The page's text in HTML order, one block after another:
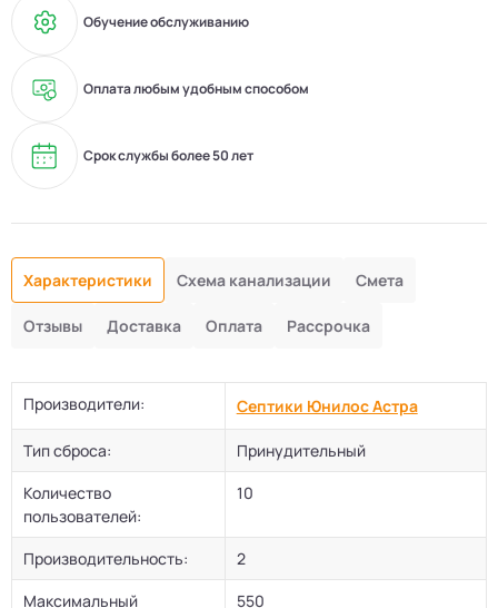
Обучение обслуживанию
Оплата любым удобным способом
Срок службы более 50 лет
Характеристики Схема канализации Смета
Отзывы Доставка Оплата Рассрочка
Производители: Септики Юнилос Астра
Тип сброса:
Принудительный
Количество
пользователей:
10
Производительность:
2
Максимальный
550